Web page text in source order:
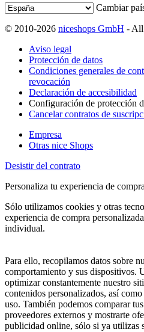
Cambiar
© 2010-2026 niceshops GmbH - All
Aviso legal
Protección de datos
Condiciones generales de
revocación
Declaración de accesibilidad
Configuración de protección
Cancelar contratos de
Empresa
Otras nice Shops
Desistir del contrato
Personaliza tu experiencia de
Sólo utilizamos cookies y otras
experiencia de compra
individual.
Para ello, recopilamos datos sobre
comportamiento y sus dispositivos.
optimizar constantemente nuestro
contenidos personalizados, así
uso. También podemos comparar
proveedores externos y mostrarte
publicidad online, sólo si ya utilizas